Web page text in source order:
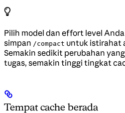
Pilih model dan effort level
simpan /compact untuk istirahat
Semakin sedikit perubahan
tugas, semakin tinggi tingkat
Tempat cache berada